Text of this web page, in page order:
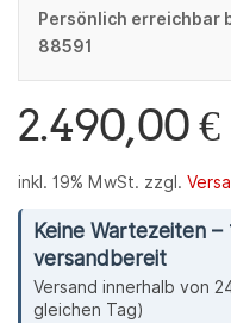
Persönlich erreichbar
88591
2.490,00€
inkl. 19% MwSt. zzgl.
Keine Wartezeiten
versandbereit
Versand innerhalb von
gleichen Tag)